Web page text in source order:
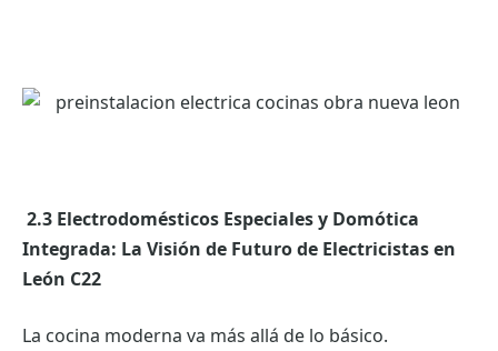
2.3 Electrodomésticos Especiales y Domótica
Integrada: La Visión de Futuro de Electricistas en
León C22
La cocina moderna va más allá de lo básico.